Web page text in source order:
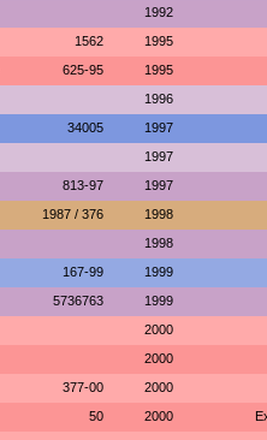
1992
1562 1995
625-95 1995
1996
34005 1997
1997
813-97 1997
1987 / 376 1998
1998
167-99 1999
5736763 1999
2000
2000
377-00 2000
50 2000